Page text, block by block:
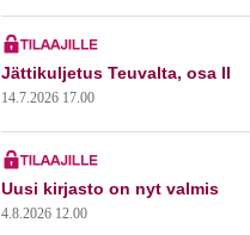
Jättikuljetus Teuvalta, osa II
14.7.2026 17.00
Uusi kirjasto on nyt valmis
4.8.2026 12.00